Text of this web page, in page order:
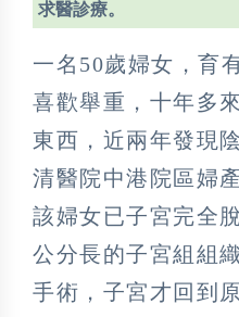
求醫診療。
一名50歲婦女，育
喜歡舉重，十年多
東西，近兩年發現
清醫院中港院區婦
該婦女已子宮完全
公分長的子宮組組
手術，子宮才回到